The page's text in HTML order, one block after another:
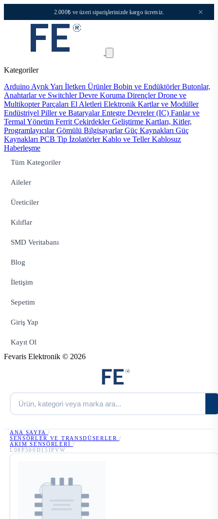
2.000₺ ve üzeri siparişlerinizde kargo ücretsiz. ×
Kategoriler
Arduino Ayrık Yarı İletken ÜrünlerBobin ve EndüktörlerButonlar,
Anahtarlar ve SwitchlerDevre Koruma DirençlerDrone ve
Multikopter Parçaları El Aletleri Elektronik Kartlar ve Modüller
Endüstriyel Piller ve BataryalarEntegre Devreler (IC) Fanlar ve
Termal Yönetim Ferrit ÇekirdeklerGeliştirme Kartları, Kitler,
ProgramlayıcılarGömülü BilgisayarlarGüç Kaynakları Güç
Kaynakları PCB Tip İzolatörlerKablo ve TellerKablosuz
Haberleşme
Tüm Kategoriler
Aileler
Üreticiler
Kılıflar
SMD Veritabanı
Blog
İletişim
Sepetim
Giriş Yap
Kayıt Ol
Fevaris Elektronik © 2026
ANA SAYFA /
SENSÖRLER VE TRANSDÜSERLER
/
AKIM SENSÖRLERI /
L08P500D15IPVW